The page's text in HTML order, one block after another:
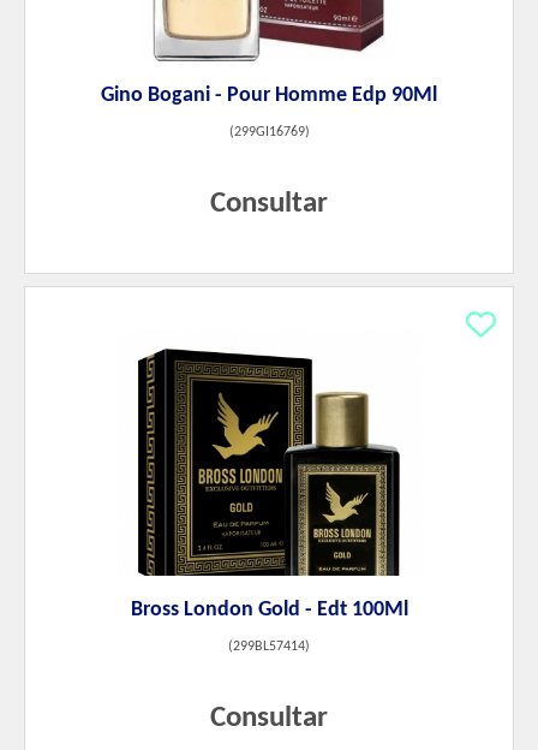
Gino Bogani - Pour Homme Edp 90Ml
(299GI16769)
Consultar
Bross London Gold - Edt 100Ml
(299BL57414)
Consultar